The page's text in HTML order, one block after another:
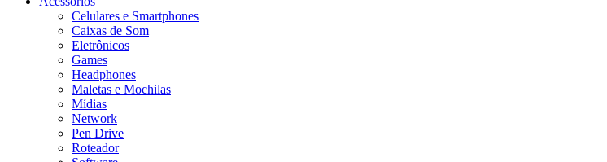
Celulares e Smartphones
Caixas de Som
Eletrônicos
Games
Headphones
Maletas e Mochilas
Mídias
Network
Pen Drive
Roteador